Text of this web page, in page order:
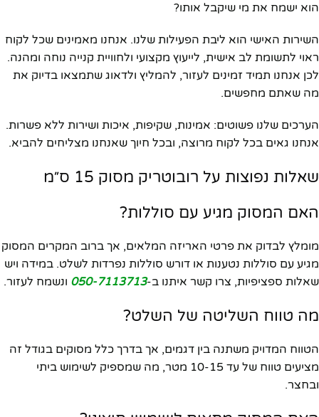
הוא ישמח את מי שיקבל אותו?
השירות האישי הוא ליבת הפעילות שלנו. אנחנו מאמינים שכל לקוח
ראוי לתשומת לב אישית, לייעוץ מקצועי ולחוויית קנייה נוחה ומהנה.
לכן אנחנו תמיד זמינים לעזור, להמליץ ולדאוג שתמצאו בדיוק את
מה שאתם מחפשים.
הערכים שלנו פשוטים: אמינות, שקיפות, איכות ושירות ללא פשרות.
אנחנו גאים בכל לקוח מרוצה, ובכל חיוך שאנחנו מצליחים להביא.
שאלות נפוצות על רובוטריק מסוק 15 ס״מ
האם המסוק מגיע עם סוללות?
מומלץ לבדוק את פרטי האריזה המלאים, אך ברוב המקרים המסוק
מגיע עם סוללות נטענות או דורש סוללות נפרדות לשלט. במידה ויש
שאלות ספציפיות, צרו קשר איתנו ב-050-7113713 ונשמח לעזור.
מה טווח השליטה של השלט?
הטווח המדויק משתנה בין דגמים, אך בדרך כלל מסוקים בגודל זה
מציעים טווח של עד 10-15 מטר, מה שמספיק לשימוש ביתי
ובחצר.